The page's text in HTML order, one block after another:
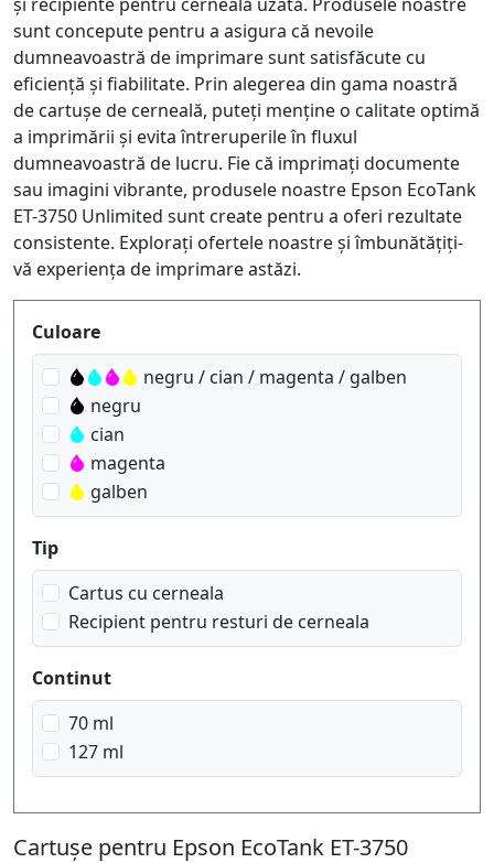
sunt concepute pentru a asigura că nevoile
dumneavoastră de imprimare sunt satisfăcute cu
eficiență și fiabilitate. Prin alegerea din gama noastră
de cartușe de cerneală, puteți menține o calitate optimă
a imprimării și evita întreruperile în fluxul
dumneavoastră de lucru. Fie că imprimați documente
sau imagini vibrante, produsele noastre Epson EcoTank
ET-3750 Unlimited sunt create pentru a oferi rezultate
consistente. Explorați ofertele noastre și îmbunătățiți-
vă experiența de imprimare astăzi.
Produktfilter
Culoare
negru / cian / magenta / galben
negru
cian
magenta
galben
Tip
Cartus cu cerneala
Recipient pentru resturi de cerneala
Continut
70 ml
127 ml
Cartușe pentru Epson EcoTank ET-3750